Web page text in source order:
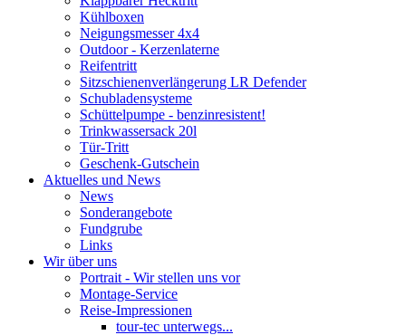
Kühlboxen
Neigungsmesser 4x4
Outdoor - Kerzenlaterne
Reifentritt
Sitzschienenverlängerung LR Defender
Schubladensysteme
Schüttelpumpe - benzinresistent!
Trinkwassersack 20l
Tür-Tritt
Geschenk-Gutschein
Aktuelles und News
News
Sonderangebote
Fundgrube
Links
Wir über uns
Portrait - Wir stellen uns vor
Montage-Service
Reise-Impressionen
tour-tec unterwegs...